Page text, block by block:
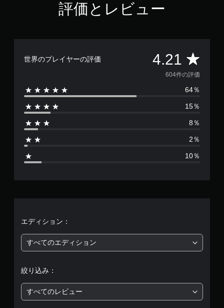
評価とレビュー
世界のプレイヤーの評価 4.21 評
価
数
は
0
評
は
5
604件の評価
64％
15％
8％
2％
10％
エディション：
すべてのエディション
絞り込み：
すべてのレビュー